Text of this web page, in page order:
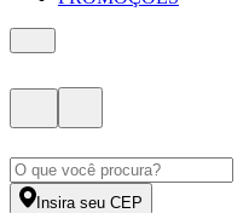
Insira seu CEP